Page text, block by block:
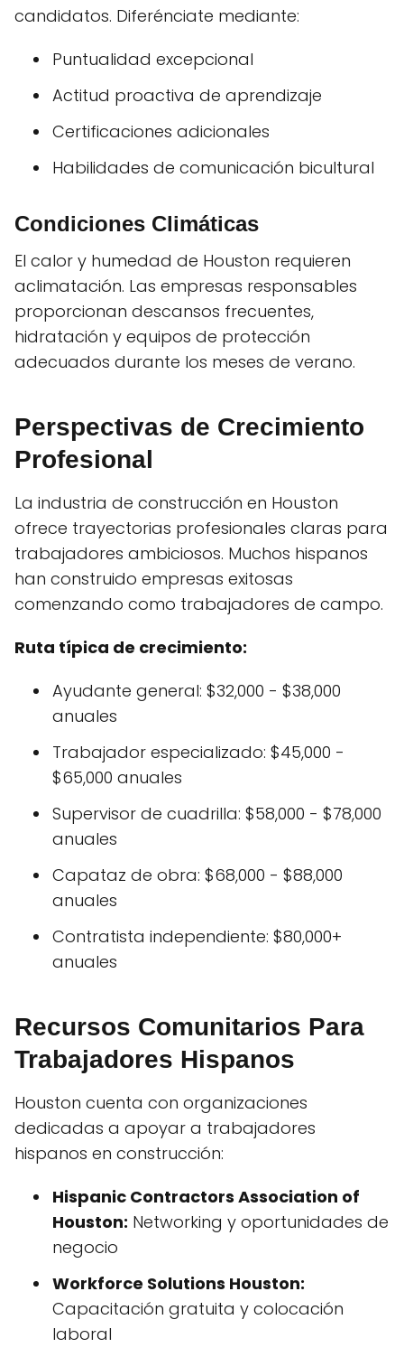
candidatos. Diferénciate mediante:
Puntualidad excepcional
Actitud proactiva de aprendizaje
Certificaciones adicionales
Habilidades de comunicación bicultural
Condiciones Climáticas
El calor y humedad de Houston requieren
aclimatación. Las empresas responsables
proporcionan descansos frecuentes,
hidratación y equipos de protección
adecuados durante los meses de verano.
Perspectivas de Crecimiento
Profesional
La industria de construcción en Houston
ofrece trayectorias profesionales claras para
trabajadores ambiciosos. Muchos hispanos
han construido empresas exitosas
comenzando como trabajadores de campo.
Ruta típica de crecimiento:
Ayudante general: $32,000 - $38,000
anuales
Trabajador especializado: $45,000 -
$65,000 anuales
Supervisor de cuadrilla: $58,000 - $78,000
anuales
Capataz de obra: $68,000 - $88,000
anuales
Contratista independiente: $80,000+
anuales
Recursos Comunitarios Para
Trabajadores Hispanos
Houston cuenta con organizaciones
dedicadas a apoyar a trabajadores
hispanos en construcción:
Hispanic Contractors Association of
Houston: Networking y oportunidades de
negocio
Workforce Solutions Houston:
Capacitación gratuita y colocación
laboral